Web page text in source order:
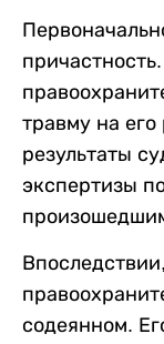
травму на
результаты
экспертизы
содеянном.